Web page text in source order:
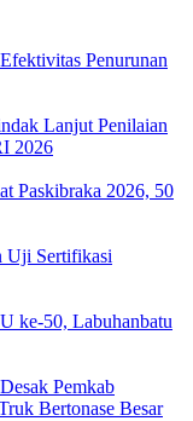
Penurunan
Lanjut Penilaian
2026
Paskibraka 2026, 50
Uji Sertifikasi
ke-50, Labuhanbatu
Pemkab
Bertonase Besar